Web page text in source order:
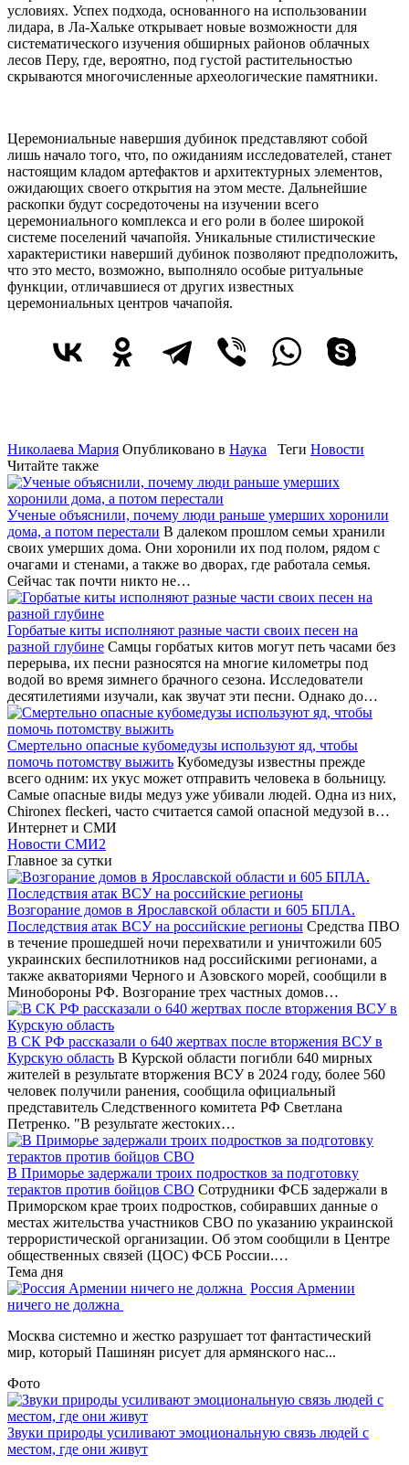
условиях. Успех подхода, основанного на использовании
лидара, в Ла-Хальке открывает новые возможности для
систематического изучения обширных районов облачных
лесов Перу, где, вероятно, под густой растительностью
скрываются многочисленные археологические памятники.
Церемониальные навершия дубинок представляют собой
лишь начало того, что, по ожиданиям исследователей, станет
настоящим кладом артефактов и архитектурных элементов,
ожидающих своего открытия на этом месте. Дальнейшие
раскопки будут сосредоточены на изучении всего
церемониального комплекса и его роли в более широкой
системе поселений чачапойя. Уникальные стилистические
характеристики наверший дубинок позволяют предположить,
что это место, возможно, выполняло особые ритуальные
функции, отличавшиеся от других известных
церемониальных центров чачапойя.
Николаева Мария Опубликовано в Наука Теги Новости
Читайте также
Ученые объяснили, почему люди раньше умерших хоронили
дома, а потом перестали В далеком прошлом семьи хранили
своих умерших дома. Они хоронили их под полом, рядом с
очагами и стенами, а также во дворах, где работала семья.
Сейчас так почти никто не…
Горбатые киты исполняют разные части своих песен на
разной глубине Самцы горбатых китов могут петь часами без
перерыва, их песни разносятся на многие километры под
водой во время зимнего брачного сезона. Исследователи
десятилетиями изучали, как звучат эти песни. Однако до…
Смертельно опасные кубомедузы используют яд, чтобы
помочь потомству выжить Кубомедузы известны прежде
всего одним: их укус может отправить человека в больницу.
Самые опасные виды медуз уже убивали людей. Одна из них,
Chironex fleckeri, часто считается самой опасной медузой в…
Интернет и СМИ
Новости СМИ2
Главное за сутки
Возгорание домов в Ярославской области и 605 БПЛА.
Последствия атак ВСУ на российские регионы Средства ПВО
в течение прошедшей ночи перехватили и уничтожили 605
украинских беспилотников над российскими регионами, а
также акваториями Черного и Азовского морей, сообщили в
Минобороны РФ. Возгорание трех частных домов…
В СК РФ рассказали о 640 жертвах после вторжения ВСУ в
Курскую область В Курской области погибли 640 мирных
жителей в результате вторжения ВСУ в 2024 году, более 560
человек получили ранения, сообщила официальный
представитель Следственного комитета РФ Светлана
Петренко. "В результате жестоких…
В Приморье задержали троих подростков за подготовку
терактов против бойцов СВО Сотрудники ФСБ задержали в
Приморском крае троих подростков, собиравших данные о
местах жительства участников СВО по указанию украинской
террористической организации. Об этом сообщили в Центре
общественных связей (ЦОС) ФСБ России.…
Тема дня
Россия Армении
ничего не должна
Москва системно и жестко разрушает тот фантастический
мир, который Пашинян рисует для армянского нас...
Фото
Звуки природы усиливают эмоциональную связь людей с
местом, где они живут